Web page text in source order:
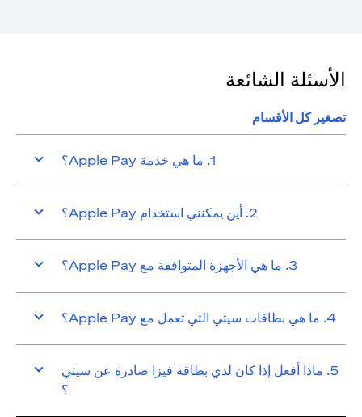
الأسئلة الشائعة
تصغير كل الأقسام
1. ما هي خدمة Apple Pay؟
2. أين يمكنني استخدام Apple Pay؟
3. ما هي الأجهزة المتوافقة مع Apple Pay؟
4. ما هي بطاقات سيتي التي تعمل مع Apple Pay؟
5. ماذا أفعل إذا كان لدي بطاقة فيزا صادرة عن سيتي
؟